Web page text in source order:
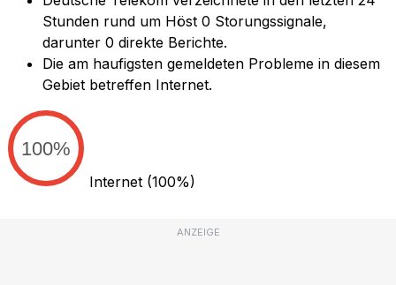
Stunden rund um Höst 0 Storungssignale,
darunter 0 direkte Berichte.
Die am haufigsten gemeldeten Probleme in diesem
Gebiet betreffen Internet.
100%
Internet (100%)
ANZEIGE